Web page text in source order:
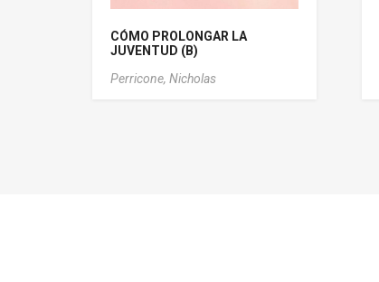
CÓMO PROLONGAR LA
JUVENTUD (B)
Perricone, Nicholas